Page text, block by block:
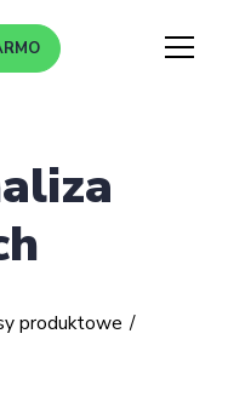
Menu
produktowe /